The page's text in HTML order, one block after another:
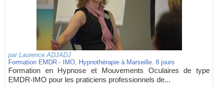
par Laurence ADJADJ
Formation EMDR - IMO, Hypnothérapie à Marseille. 8 jours
Formation en Hypnose et Mouvements Oculaires de type
EMDR-IMO pour les praticiens professionnels de...